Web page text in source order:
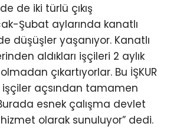
de iki türlü çıkış
Şubat aylarında kanatlı
düşüşler yaşanıyor. Kanatlı
aldıkları işçileri 2 aylık
çıkartıyorlar. Bu İŞKUR
işçiler açsından tamamen
esnek çalışma devlet
olarak sunuluyor” dedi.